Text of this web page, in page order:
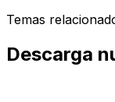
Temas
Descarga